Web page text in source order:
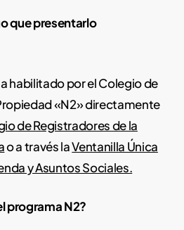
que presentarlo
habilitado por el Colegio de
«N2» directamente
de Registradores de la
o a través laVentanilla Única
y Asuntos Sociales.
programa N2?